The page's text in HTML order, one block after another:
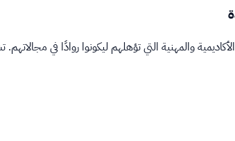
والمهنية التي تؤهلهم ليكونوا روادًا في